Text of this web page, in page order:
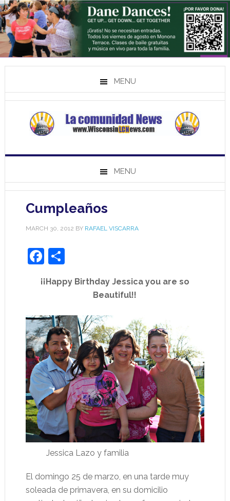
MENU
MENU
Cumpleaños
MARCH 30, 2012 BY RAFAEL VISCARRA
Facebook
Share
¡¡Happy Birthday Jessica you are so
Beautiful!!
Jessica Lazo y familia
El domingo 25 de marzo, en una tarde muy
soleada de primavera, en su domicilio